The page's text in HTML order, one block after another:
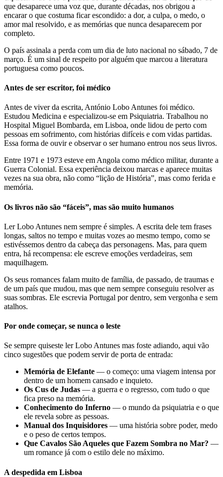
que desaparece uma voz que, durante décadas, nos obrigou a
encarar o que costuma ficar escondido: a dor, a culpa, o medo, o
amor mal resolvido, e as memórias que nunca desaparecem por
completo.
O país assinala a perda com um dia de luto nacional no sábado, 7 de
março. É um sinal de respeito por alguém que marcou a literatura
portuguesa como poucos.
Antes de ser escritor, foi médico
Antes de viver da escrita, António Lobo Antunes foi médico.
Estudou Medicina e especializou-se em Psiquiatria. Trabalhou no
Hospital Miguel Bombarda, em Lisboa, onde lidou de perto com
pessoas em sofrimento, com histórias difíceis e com vidas partidas.
Essa forma de ouvir e observar o ser humano entrou nos seus livros.
Entre 1971 e 1973 esteve em Angola como médico militar, durante a
Guerra Colonial. Essa experiência deixou marcas e aparece muitas
vezes na sua obra, não como “lição de História”, mas como ferida e
memória.
Os livros não são “fáceis”, mas são muito humanos
Ler Lobo Antunes nem sempre é simples. A escrita dele tem frases
longas, saltos no tempo e muitas vozes ao mesmo tempo, como se
estivéssemos dentro da cabeça das personagens. Mas, para quem
entra, há recompensa: ele escreve emoções verdadeiras, sem
maquilhagem.
Os seus romances falam muito de família, de passado, de traumas e
de um país que mudou, mas que nem sempre conseguiu resolver as
suas sombras. Ele escrevia Portugal por dentro, sem vergonha e sem
atalhos.
Por onde começar, se nunca o leste
Se sempre quiseste ler Lobo Antunes mas foste adiando, aqui vão
cinco sugestões que podem servir de porta de entrada:
Memória de Elefante — o começo: uma viagem intensa por
dentro de um homem cansado e inquieto.
Os Cus de Judas — a guerra e o regresso, com tudo o que
fica preso na memória.
Conhecimento do Inferno — o mundo da psiquiatria e o que
ele revela sobre as pessoas.
Manual dos Inquisidores — uma história sobre poder, medo
e o peso de certos tempos.
Que Cavalos São Aqueles que Fazem Sombra no Mar? —
um romance já com o estilo dele no máximo.
A despedida em Lisboa